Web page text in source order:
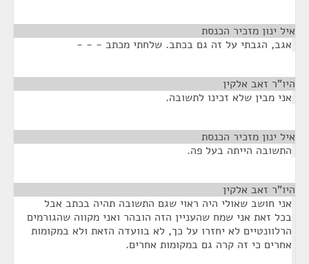
איל ינון מזכיר הכנסת
אגב, הגבתי על זה גם בכתב. שלחתי מכתב - - -
היו"ר זאב אלקין
אני מבין שלא זכינו לתשובה.
איל ינון מזכיר הכנסת
התשובה הייתה בעל פה.
היו"ר זאב אלקין
אני חושב שאולי היה ראוי שגם התשובה תהיה בכתב אבל
בכל זאת אני שמח שהעניין הזה הובהר ואני מקווה שהגורמים
הרלוונטיים לא יחזרו על כך, לא בוועדה הזאת ולא במקומות
אחרים כי זה קרה גם במקומות אחרים.